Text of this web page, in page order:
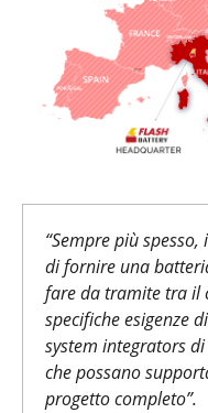
“Sempre più
difornire una
fare da tramite tra il
specifiche esigenze
system integrators
che possano
progetto completo”.